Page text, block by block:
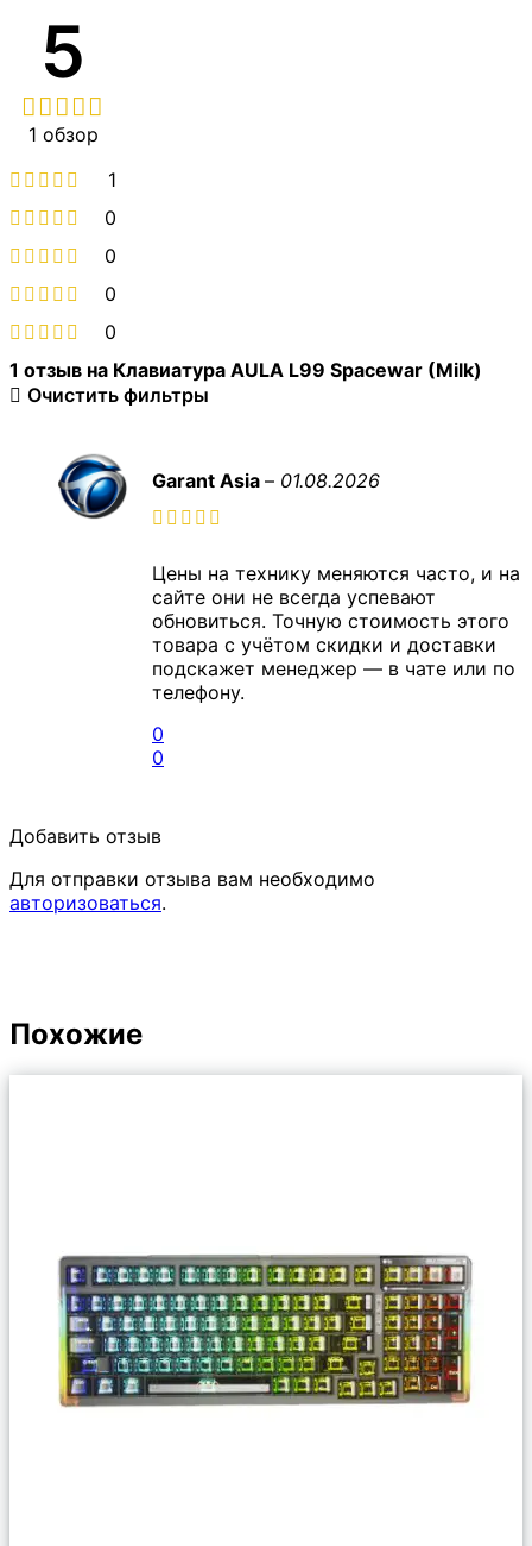
5
1 обзор
1
0
0
0
0
1 отзыв на Клавиатура AULA L99 Spacewar (Milk)
Очистить фильтры
Garant Asia – 01.08.2026
Цены на технику меняются часто, и на
сайте они не всегда успевают
обновиться. Точную стоимость этого
товара с учётом скидки и доставки
подскажет менеджер — в чате или по
телефону.
0
0
Добавить отзыв
Для отправки отзыва вам необходимо
авторизоваться.
Похожие